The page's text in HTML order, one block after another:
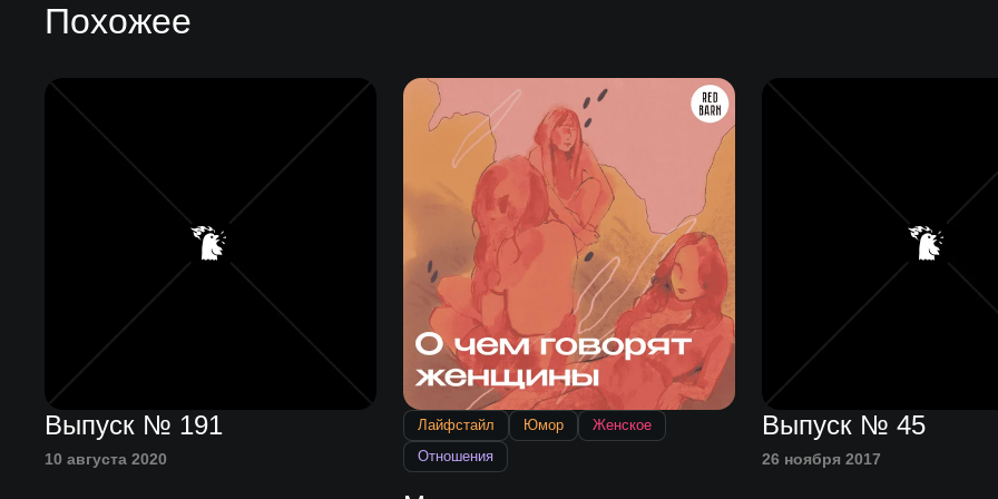
Похожее
Выпуск № 191
10 августа 2020
Лайфстайл Юмор
Женское
Отношения
Выпуск № 45
26 ноября 2017